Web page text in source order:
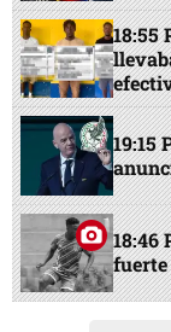
18:55
19:15
18:46
fuerte